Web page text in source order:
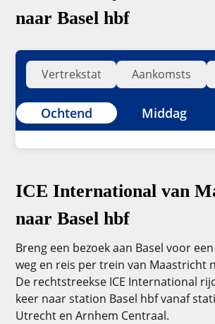
naar Basel hbf
Ochtend Middag
ICE International van
naar Basel hbf
Breng een bezoek aan Basel voor
weg en reis per trein van Maastricht
De rechtstreekse ICE International
keer naar station Basel hbf vanaf
Utrecht en Arnhem Centraal.